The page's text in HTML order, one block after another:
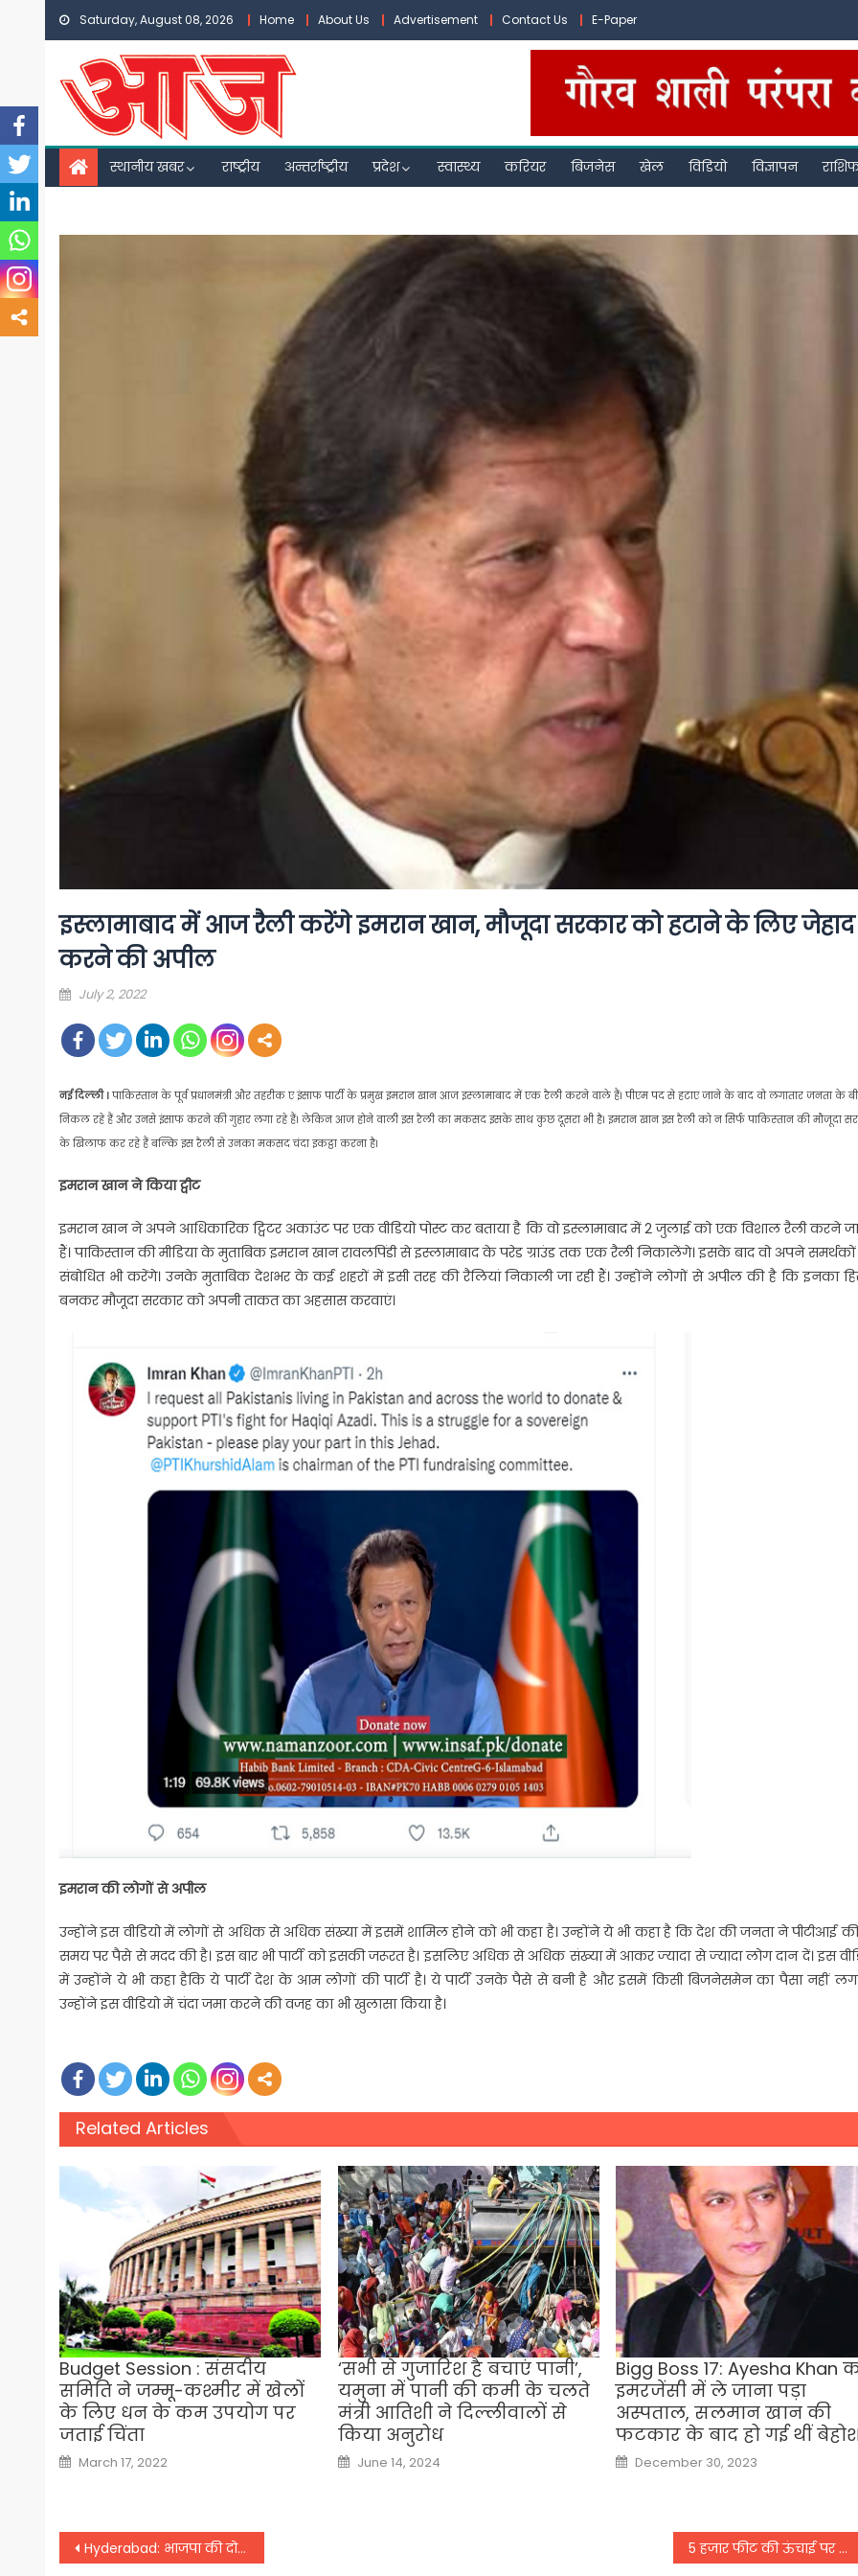
Skip
content
Saturday, August 08, 2026 Home About Us Advertisement Contact Us E-Paper
स्थानीय खबर राष्ट्रीय अन्तर्राष्ट्रीय प्रदेश स्वास्थ्य करियर बिजनेस खेल विडियो विज्ञापन
इस्‍लामाबाद में आज रैली करेंगे इमरान खान, मौजूदा सरकार को हटाने के लिए जेहाद
करने की अपील
Posted
July 2, 2022
नई दिल्‍ली । पाकिस्‍तान के पूर्व प्रधानमंत्री और तहरीक ए इंसाफ पार्टी के प्रमुख इमरान खान आज इस्‍लामाबाद में एक रैली करने वाले हैं। पीएम पद से हटाए जाने के बाद वो लगातार जनता के
निकल रहे हैं और उनसे इंसाफ करने की गुहार लगा रहे हैं। लेकिन आज होने वाली इस रैली का मकसद इसके साथ कुछ दूसरा भी है। इमरान खान इस रैली को न सिर्फ पाकिस्‍तान की मौजूदा
के खिलाफ कर रहे हैं बल्कि इस रैली से उनका मकसद चंदा इकट्ठा करना है।
इमरान खान ने किया ट्वीट
इमरान खान ने अपने आधिकारिक ट्विटर अकाउंट पर एक वीडियो पोस्‍ट कर बताया है कि वो इस्‍लामाबाद में 2 जुलाई को एक विशाल रैली करने
हैं। पाकिस्‍तान की मीडिया के मुताबिक इमरान खान रावलपिंडी से इस्‍लामाबाद के परेड ग्राउंड तक एक रैली निकालेंगे। इसके बाद वो अपने
संबोधित भी करेंगे। उनके मुताबिक देशभर के कई शहरों में इसी तरह की रैलियां निकाली जा रही हैं। उन्‍होंने लोगों से अपील की है कि इनका
बनकर मौजूदा सरकार को अपनी ताकत का अहसास करवाएं।
इमरान की लोगों से अपील
उन्‍होंने इस वीडियो में लोगों से अधिक से अधिक संख्‍या में इसमें शामिल होने को भी कहा है। उन्‍होंने ये भी कहा है कि देश की जनता ने पीटीआई
समय पर पैसे से मदद की है। इस बार भी पार्टी को इसकी जरूरत है। इसलिए अधिक से अधिक संख्‍या में आकर ज्‍यादा से ज्‍यादा लोग दान दें। इस
में उन्‍होंने ये भी कहा हैकि ये पार्टी देश के आम लोगों की पार्टी है। ये पार्टी उनके पैसे से बनी है और इसमें किसी बिजनेसमेन का पैसा नहीं
उन्‍होंने इस वीडियो में चंदा जमा करने की वजह का भी खुलासा किया है।
Related Articles
Budget Session : संसदीय
समिति ने जम्मू-कश्मीर में खेलों
के लिए धन के कम उपयोग पर
जताई चिंता
Posted
on
March 17, 2022
‘सभी से गुजारिश है बचाएं पानी’,
यमुना में पानी की कमी के चलते
मंत्री आतिशी ने दिल्लीवालों से
किया अनुरोध
Posted
on
June 14, 2024
Bigg Boss 17: Ayesha Khan
इमरजेंसी में ले जाना पड़ा
अस्पताल, सलमान खान की
फटकार के बाद हो गई थीं
Posted
on
December 30, 2023
Post
Hyderabad: भाजपा की दो दिवसीय राष्ट्रीय कार्यकारिणी की बैठक शुरू, जेपी नड्डा ने किया उद्घाटन 5 हजार फीट की ऊंचाई पर दिल्ली से जबलपुर जा रहे स्पाइसजेट विमान में अचानक फैला धुआं, कराई गई इमरजेंसी लैंडिंग